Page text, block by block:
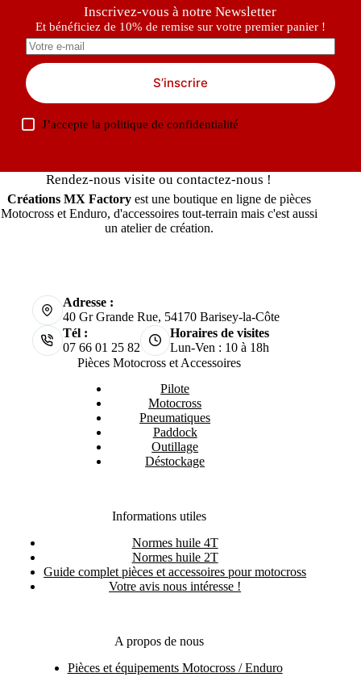
Inscrivez-vous à notre Newsletter
Et bénéficiez de 10% de remise sur votre premier panier !
S’inscrire
J’accepte lapolitique de confidentialité
Rendez-nous visite ou contactez-nous !
Créations MX Factoryest une boutique en ligne de pièces
Motocross et Enduro, d'accessoires tout-terrain mais c'est aussi
un atelier de création.
Adresse :
40 Gr Grande Rue, 54170 Barisey-la-Côte
Tél :
07 66 01 25 82
Horaires de visites
Lun-Ven : 10 à 18h
Pièces Motocross et Accessoires
Pilote
Motocross
Pneumatiques
Paddock
Outillage
Déstockage
Informations utiles
Normes huile 4T
Normes huile 2T
Guide complet pièces et accessoires pour motocross
Votre avis nous intéresse !
A propos de nous
Pièces et équipements Motocross / Enduro